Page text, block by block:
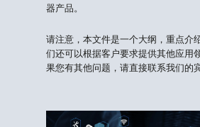
器产品。
请注意，本文件是一个大纲，重点介
们还可以根据客户要求提供其他应用
果您有其他问题，请直接联系我们的